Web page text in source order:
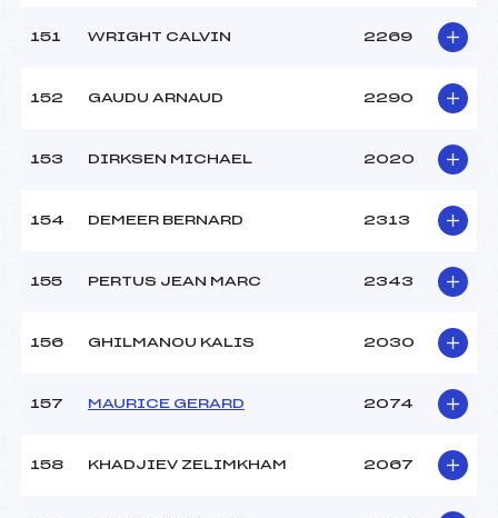
151 WRIGHT CALVIN 2269
152 GAUDU ARNAUD 2290
153 DIRKSEN MICHAEL 2020
154 DEMEER BERNARD 2313
155 PERTUS JEAN MARC 2343
156 GHILMANOU KALIS 2030
157 MAURICE GERARD 2074
158 KHADJIEV ZELIMKHAM 2067